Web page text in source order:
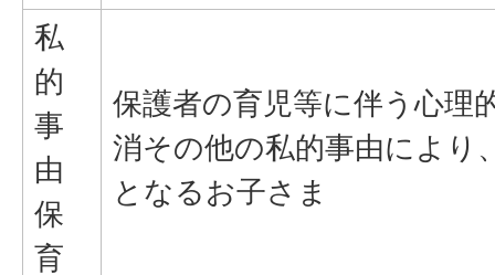
私
的
事
由
保
育
保護者の育児等に伴う心理
消その他の私的事由により
となるお子さま